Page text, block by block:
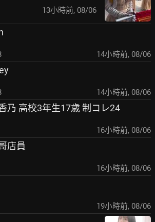
13小時前, 08/06
14小時前, 08/06
14小時前, 08/06
乃 高校3年生17歳 制コレ24
16小時前, 08/06
店員
16小時前, 08/06
19小時前, 08/06